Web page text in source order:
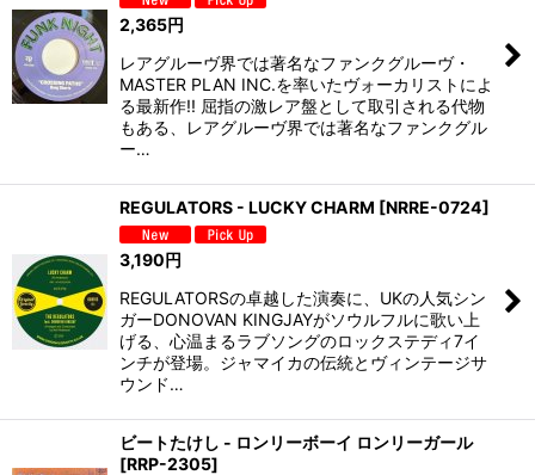
2,365円
レアグルーヴ界では著名なファンクグルーヴ・
MASTER PLAN INC.を率いたヴォーカリストによ
る最新作!! 屈指の激レア盤として取引される代物
もある、レアグルーヴ界では著名なファンクグル
ー…
REGULATORS - LUCKY CHARM [NRRE-0724]
3,190円
REGULATORSの卓越した演奏に、UKの人気シン
ガーDONOVAN KINGJAYがソウルフルに歌い上
げる、心温まるラブソングのロックステディ7イ
ンチが登場。ジャマイカの伝統とヴィンテージサ
ウンド…
ビートたけし - ロンリーボーイ ロンリーガール
[RRP-2305]